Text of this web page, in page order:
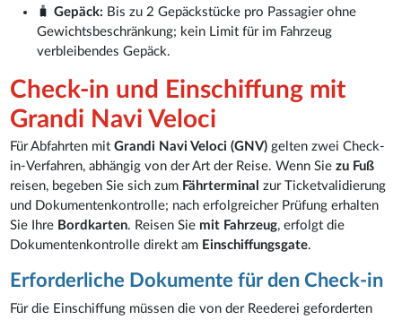
🧳Gepäck: Bis zu 2 Gepäckstücke pro Passagier ohne
Gewichtsbeschränkung; kein Limit für im Fahrzeug
verbleibendes Gepäck.
Check-in und Einschiffung mit
Grandi Navi Veloci
Für Abfahrten mitGrandi Navi Veloci (GNV) gelten zwei Check-
in-Verfahren, abhängig von der Art der Reise. Wenn Siezu Fuß
reisen, begeben Sie sich zum Fährterminal zur Ticketvalidierung
und Dokumentenkontrolle; nach erfolgreicher Prüfung erhalten
Sie Ihre Bordkarten. Reisen Sie mit Fahrzeug, erfolgt die
Dokumentenkontrolle direkt am Einschiffungsgate.
Erforderliche Dokumente für den Check-in
Für die Einschiffung müssen die von der Reederei geforderten